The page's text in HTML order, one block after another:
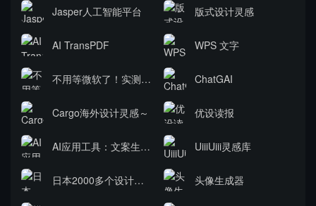
Jasper人工智能平台 版式设计灵感
AI TransPDF WPS 文字
不用等微软了！实测：全线接入AI的WPS，做PPT就是一句话的事 ChatGAI
Cargo海外设计灵感～ 优设读报
AI应用工具：文案生成，代码生成，翻译 UiiiUiii灵感库
日本2000多个设计网站 头像生成器